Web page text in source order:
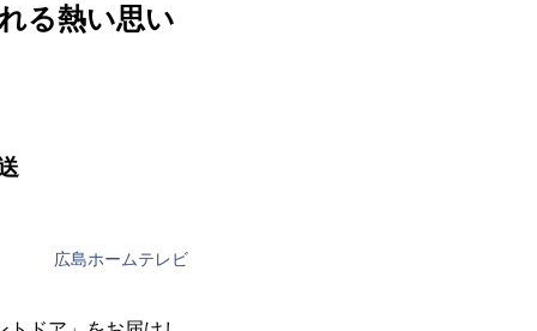
る熱い思い
広島ホームテレビ